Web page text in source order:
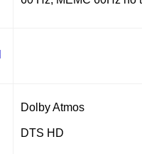
Dolby Atmos
DTS HD